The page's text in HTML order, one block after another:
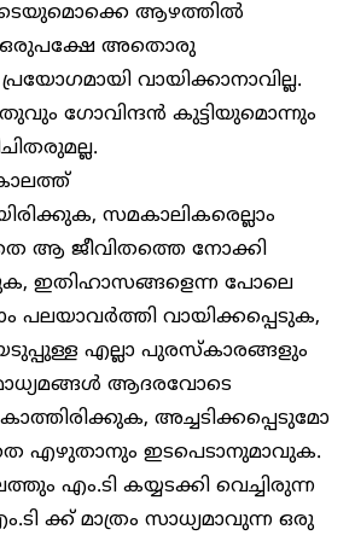
ആഴത്തിൽ
ഒരുപക്ഷേ അതൊരു
വായിക്കാനാവില്ല.
ഗോവിന്ദൻ കുട്ടിയുമൊന്നും
കാലത്ത്
സമകാലികരെല്ലാം
ആ ജീവിതത്തെ നോക്കി
ഇതിഹാസങ്ങളെന്ന പോലെ
പലയാവർത്തി വായിക്കപ്പെടുക,
എല്ലാ പുരസ്കാരങ്ങളും
ആദരവോടെ
അച്ചടിക്കപ്പെടുമോ
എഴുതാനും ഇടപെടാനുമാവുക.
എം.ടി കയ്യടക്കി വെച്ചിരുന്ന
ക്ക്‌ മാത്രം സാധ്യമാവുന്ന ഒരു